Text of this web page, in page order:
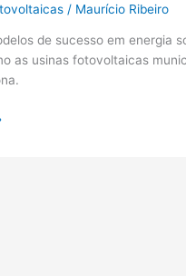
/ Maurício Ribeiro
de sucesso em energia
as usinas fotovoltaicas